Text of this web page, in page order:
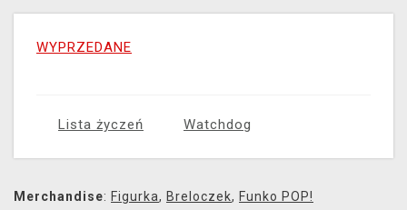
WYPRZEDANE
Lista życzeń Watchdog
Merchandise: Figurka, Breloczek, Funko POP!